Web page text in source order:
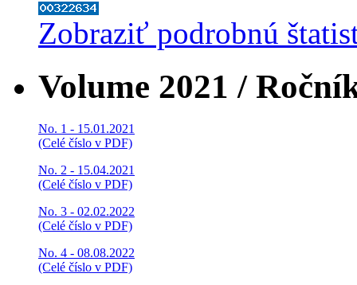
Zobraziť podrobnú
Volume 2021 /
No. 1 - 15.01.2021
(Celé číslo v PDF)
No. 2 - 15.04.2021
(Celé číslo v PDF)
No. 3 - 02.02.2022
(Celé číslo v PDF)
No. 4 - 08.08.2022
(Celé číslo v PDF)